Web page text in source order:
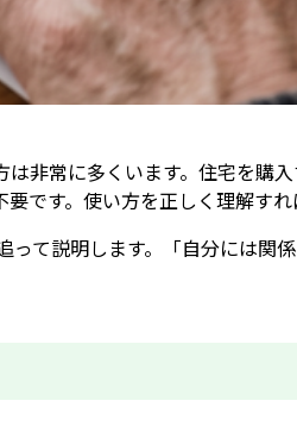
非常に多くいます。住宅を購
です。使い方を正しく理解す
て説明します。「自分には関